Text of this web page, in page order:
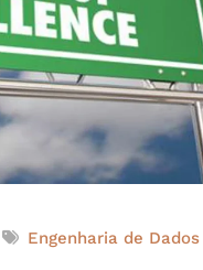
Engenharia de Dados